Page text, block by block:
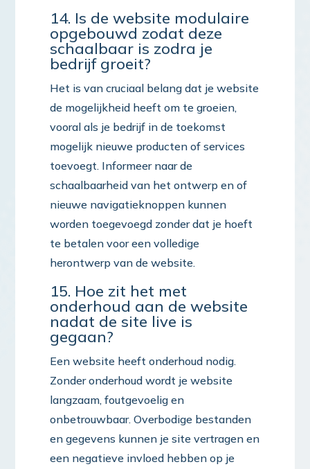
14. Is de website modulaire
opgebouwd zodat deze
schaalbaar is zodra je
bedrijf groeit?
Het is van cruciaal belang dat je website
de mogelijkheid heeft om te groeien,
vooral als je bedrijf in de toekomst
mogelijk nieuwe producten of services
toevoegt. Informeer naar de
schaalbaarheid van het ontwerp en of
nieuwe navigatieknoppen kunnen
worden toegevoegd zonder dat je hoeft
te betalen voor een volledige
herontwerp van de website.
15. Hoe zit het met
onderhoud aan de website
nadat de site live is
gegaan?
Een website heeft onderhoud nodig.
Zonder onderhoud wordt je website
langzaam, foutgevoelig en
onbetrouwbaar. Overbodige bestanden
en gegevens kunnen je site vertragen en
een negatieve invloed hebben op je